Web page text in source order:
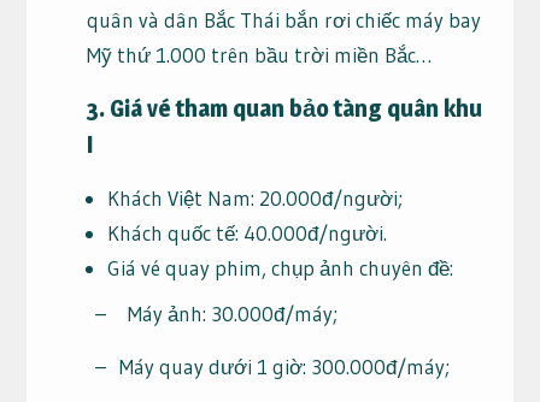
quân và dân Bắc Thái bắn rơi chiếc máy bay
Mỹ thứ 1.000 trên bầu trời miền Bắc…
3. Giá vé tham quan bảo tàng quân khu
I
Khách Việt Nam: 20.000đ/người;
Khách quốc tế: 40.000đ/người.
Giá vé quay phim, chụp ảnh chuyên đề:
– Máy ảnh: 30.000đ/máy;
– Máy quay dưới 1 giờ: 300.000đ/máy;